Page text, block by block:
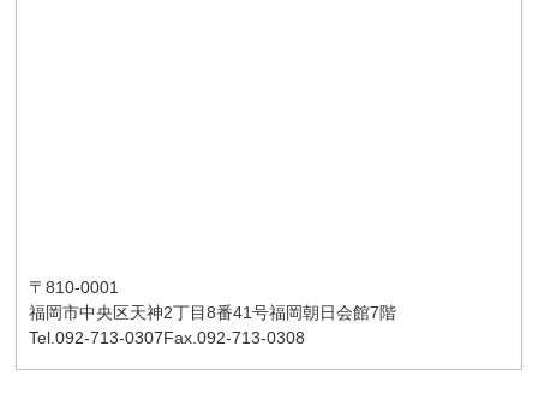
〒810-0001
福岡市中央区天神2丁目8番41号福岡朝日会館7階
Tel.092-713-0307Fax.092-713-0308